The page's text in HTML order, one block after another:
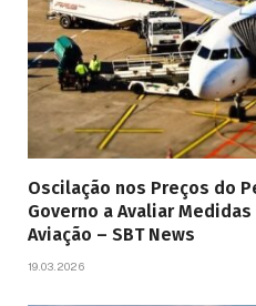
Oscilação nos Preços do
Governo a Avaliar
Aviação – SBT News
19.03.2026